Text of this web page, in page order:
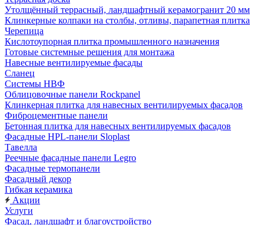
Утолщённый террасный, ландшафтный керамогранит 20 мм
Клинкерные колпаки на столбы, отливы, парапетная плитка
Черепица
Кислотоупорная плитка промышленного назначения
Готовые системные решения для монтажа
Навесные вентилируемые фасады
Сланец
Системы НВФ
Облицовочные панели Rockpanel
Клинкерная плитка для навесных вентилируемых фасадов
Фиброцементные панели
Бетонная плитка для навесных вентилируемых фасадов
Фасадные HPL-панели Sloplast
Тавелла
Реечные фасадные панели Legro
Фасадные термопанели
Фасадный декор
Гибкая керамика
Акции
Услуги
Фасад, ландшафт и благоустройство